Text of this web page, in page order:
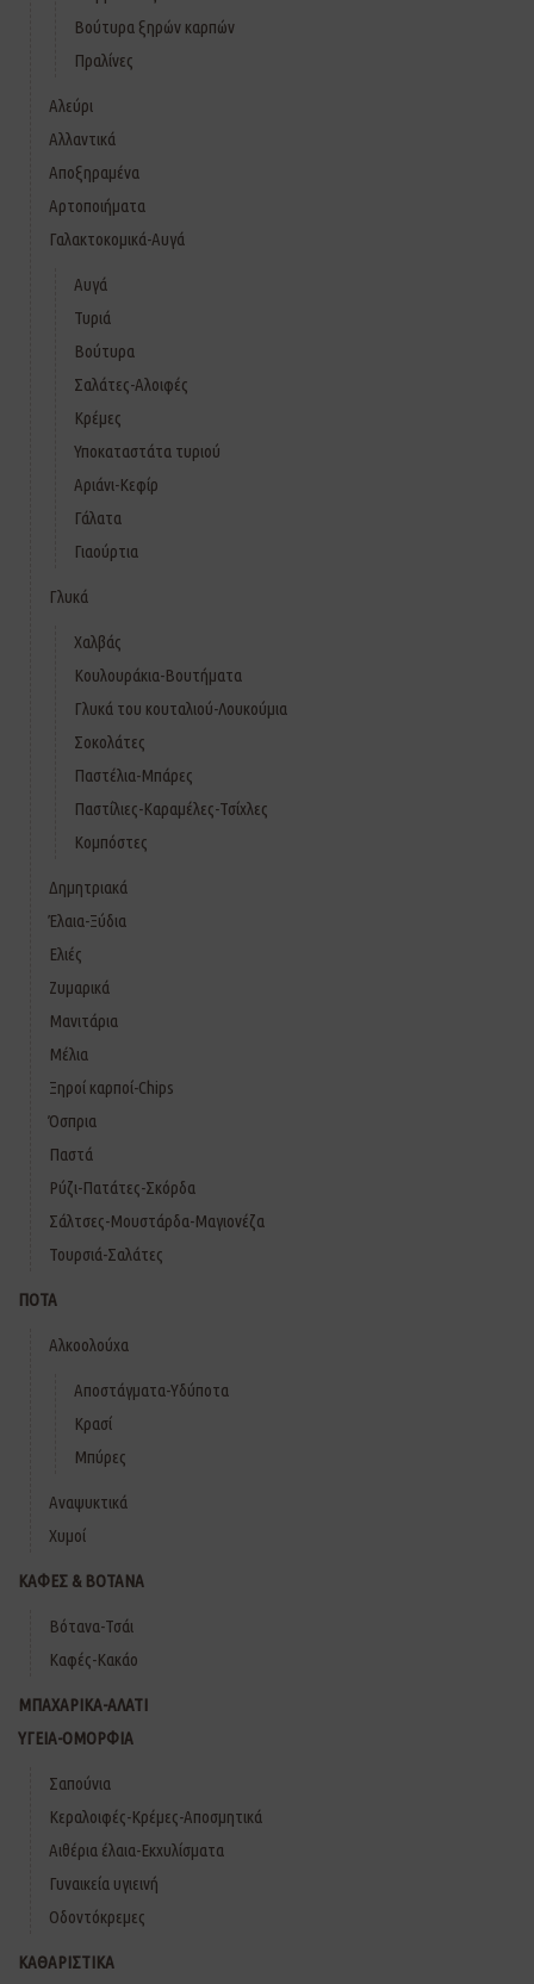
Βούτυρα ξηρών καρπών
Πραλίνες
Αλεύρι
Αλλαντικά
Αποξηραμένα
Αρτοποιήματα
Γαλακτοκομικά-Αυγά
Αυγά
Τυριά
Βούτυρα
Σαλάτες-Αλοιφές
Κρέμες
Υποκαταστάτα τυριού
Αριάνι-Κεφίρ
Γάλατα
Γιαούρτια
Γλυκά
Χαλβάς
Κουλουράκια-Βουτήματα
Γλυκά του κουταλιού-Λουκούμια
Σοκολάτες
Παστέλια-Μπάρες
Παστίλιες-Καραμέλες-Τσίχλες
Κομπόστες
Δημητριακά
Έλαια-Ξύδια
Ελιές
Ζυμαρικά
Μανιτάρια
Μέλια
Ξηροί καρποί-Chips
Όσπρια
Παστά
Ρύζι-Πατάτες-Σκόρδα
Σάλτσες-Μουστάρδα-Μαγιονέζα
Τουρσιά-Σαλάτες
ΠΟΤΑ
Αλκοολούχα
Αποστάγματα-Υδύποτα
Κρασί
Μπύρες
Αναψυκτικά
Χυμοί
ΚΑΦΕΣ & ΒΟΤΑΝΑ
Βότανα-Τσάι
Καφές-Κακάο
ΜΠΑΧΑΡΙΚΑ-ΑΛΑΤΙ
ΥΓΕΙΑ-ΟΜΟΡΦΙΑ
Σαπούνια
Κεραλοιφές-Κρέμες-Αποσμητικά
Αιθέρια έλαια-Εκχυλίσματα
Γυναικεία υγιεινή
Οδοντόκρεμες
ΚΑΘΑΡΙΣΤΙΚΑ